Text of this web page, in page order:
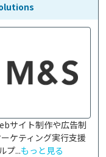
サイト制作や広告制
ケティング実行支援
プ...もっと見る